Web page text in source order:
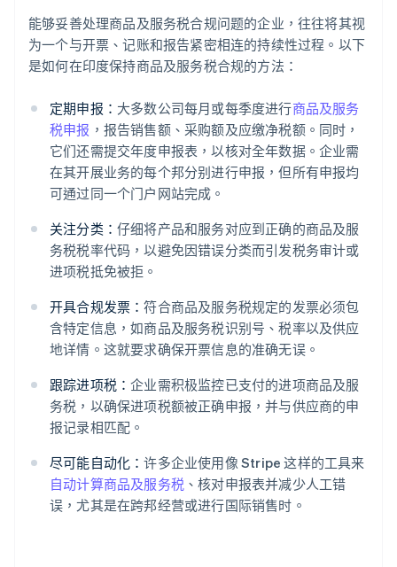
能够妥善处理商品及服务税合规问题的企业，往往将其视
为一个与开票、记账和报告紧密相连的持续性过程。以下
是如何在印度保持商品及服务税合规的方法：
定期申报： 大多数公司每月或每季度进行商品及服务
税申报 ，报告销售额、采购额及应缴净税额。同时，
它们还需提交年度申报表，以核对全年数据。企业需
在其开展业务的每个邦分别进行申报，但所有申报均
可通过同一个门户网站完成。
关注分类： 仔细将产品和服务对应到正确的商品及服
务税税率代码，以避免因错误分类而引发税务审计或
进项税抵免被拒。
开具合规发票：符合商品及服务税规定的发票必须包
含特定信息，如商品及服务税识别号、税率以及供应
地详情。这就要求确保开票信息的准确无误。
跟踪进项税：企业需积极监控已支付的进项商品及服
务税，以确保进项税额被正确申报，并与供应商的申
报记录相匹配。
尽可能自动化：许多企业使用像 Stripe 这样的工具来
自动计算商品及服务税 、核对申报表并减少人工错
误，尤其是在跨邦经营或进行国际销售时。